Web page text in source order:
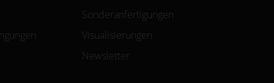
Sonderanfertigungen
Visualisierungen
Newsletter